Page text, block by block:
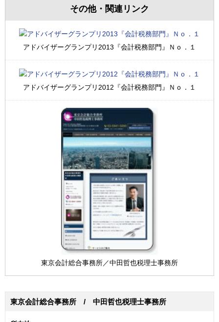
その他・関連リンク
アドバイザーグランプリ2013『会計税務部門』Ｎｏ．１
アドバイザーグランプリ2012『会計税務部門』Ｎｏ．１
東京会計総合事務所／中田哲也税理士事務所
東京会計総合事務所 / 中田哲也税理士事務所